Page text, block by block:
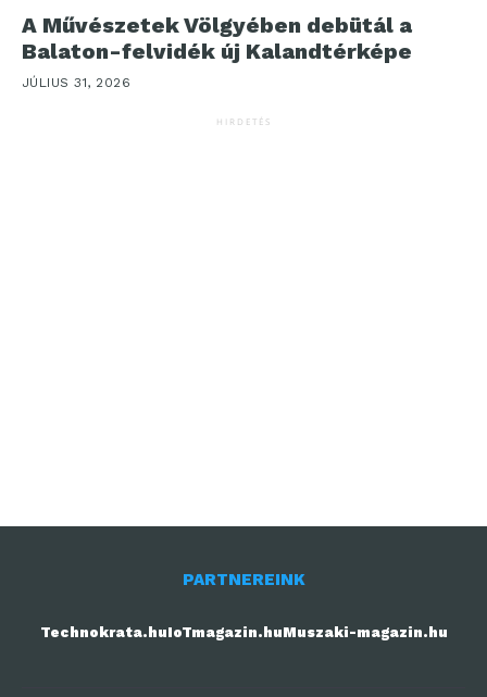
A Művészetek Völgyében debütál a
Balaton-felvidék új Kalandtérképe
JÚLIUS 31, 2026
HIRDETÉS
PARTNEREINK
Technokrata.huIoTmagazin.huMuszaki-magazin.hu